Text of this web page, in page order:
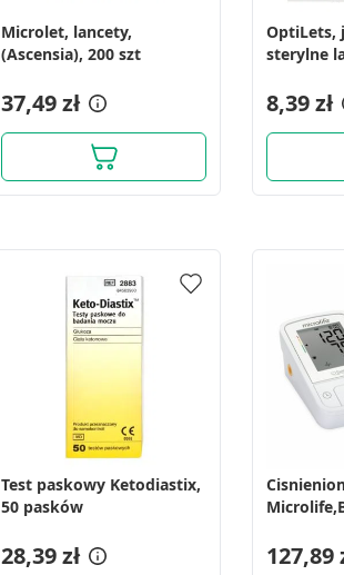
Microlet, lancety,
(Ascensia), 200 szt
37,49 zł
OptiLets,
8,39 zł
Test paskowy Ketodiastix,
50 pasków
28,39 zł 127,89